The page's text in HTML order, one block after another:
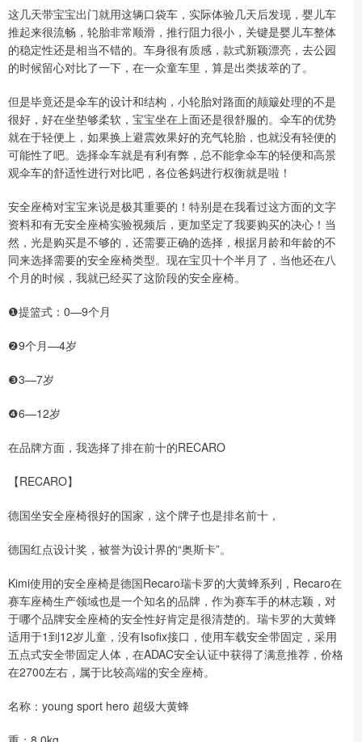
这几天带宝宝出门就用这辆口袋车，实际体验几天后发现，婴儿车
推起来很流畅，轮胎非常顺滑，推行阻力很小，关键是婴儿车整体
的稳定性还是相当不错的。车身很有质感，款式新颖漂亮，去公园
的时候留心对比了一下，在一众童车里，算是出类拔萃的了。
但是毕竟还是伞车的设计和结构，小轮胎对路面的颠簸处理的不是
很好，好在坐垫够柔软，宝宝坐在上面还是很舒服的。伞车的优势
就在于轻便上，如果换上避震效果好的充气轮胎，也就没有轻便的
可能性了吧。选择伞车就是有利有弊，总不能拿伞车的轻便和高景
观伞车的舒适性进行对比吧，各位爸妈进行权衡就是啦！
安全座椅对宝宝来说是极其重要的！特别是在我看过这方面的文字
资料和有无安全座椅实验视频后，更加坚定了我要购买的决心！当
然，光是购买是不够的，还需要正确的选择，根据月龄和年龄的不
同来选择需要的安全座椅类型。现在宝贝十个半月了，当他还在八
个月的时候，我就已经买了这阶段的安全座椅。
❶提篮式：0—9个月
❷9个月—4岁
❸3—7岁
❹6—12岁
在品牌方面，我选择了排在前十的RECARO
【RECARO】
德国坐安全座椅很好的国家，这个牌子也是排名前十，
德国红点设计奖，被誉为设计界的“奥斯卡”。
Kimi使用的安全座椅是德国Recaro瑞卡罗的大黄蜂系列，Recaro在
赛车座椅生产领域也是一个知名的品牌，作为赛车手的林志颖，对
于哪个品牌安全座椅的安全性好肯定是很清楚的。瑞卡罗的大黄蜂
适用于1到12岁儿童，没有Isofix接口，使用车载安全带固定，采用
五点式安全带固定人体，在ADAC安全认证中获得了满意推荐，价格
在2700左右，属于比较高端的安全座椅。
名称：young sport hero 超级大黄蜂